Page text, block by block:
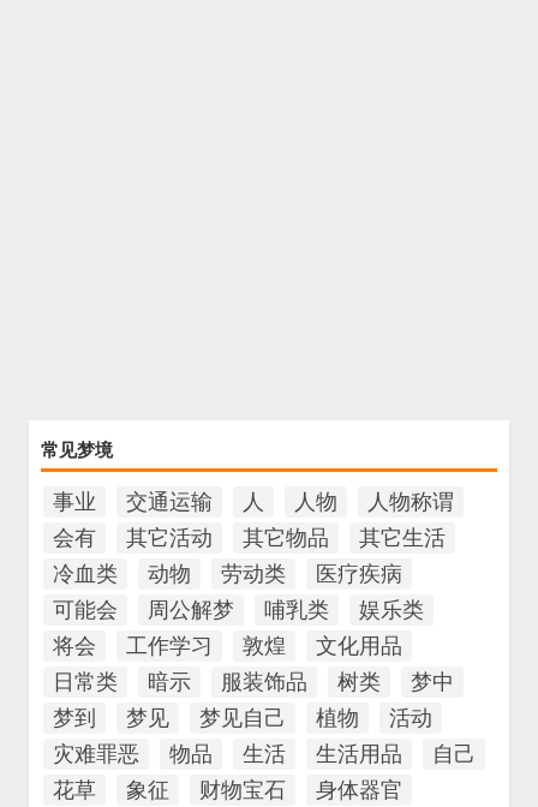
常见梦境
事业 交通运输 人 人物
人物称谓
会有
其它活动 其它物品
其它生活
冷血类
动物 劳动类
医疗疾病
可能会
周公解梦 哺乳类
娱乐类
将会
工作学习 敦煌
文化用品
日常类
暗示 服装饰品 树类
梦中
梦到
梦见 梦见自己 植物
活动
灾难罪恶
物品 生活 生活用品
自己
花草
象征 财物宝石
身体器官